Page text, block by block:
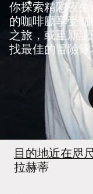
你探索精彩夜
的咖啡廳享受
之旅，或重新
找最佳的冒險隊
目的地近在咫尺
拉赫蒂